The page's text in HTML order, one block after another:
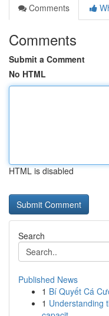
Comments
Comments
Submit a Comment
No HTML
HTML is disabled
Search
Published News
1 Bí Quyết Cá
1 Understanding